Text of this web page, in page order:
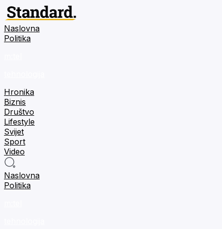
Naslovna
Politika
Hronika
Biznis
Društvo
Lifestyle
Svijet
Sport
Video
Naslovna
Politika